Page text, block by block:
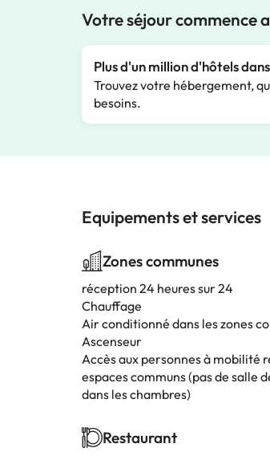
Votre séjour commence
Plus d'un million d'hôtels
Trouvez votre hébergement,
besoins.
Equipements et services
Zones communes
réception 24 heures sur 24
Chauffage
Air conditionné dans les zones
Ascenseur
Accès aux personnes à mobilité
espaces communs (pas de salle
dans les chambres)
Restaurant